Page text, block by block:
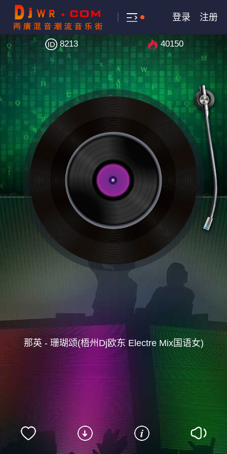
登录 注册
那英 - 珊瑚颂(梧州Dj欧东 Electre Mix国语女)
8213 40150